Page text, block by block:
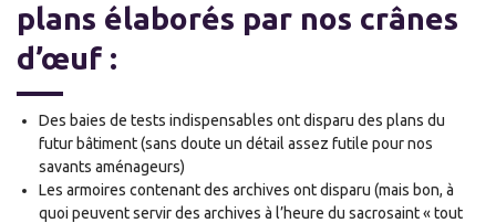
plans élaborés par nos crânes
d’œuf :
Des baies de tests indispensables ont disparu des plans du
futur bâtiment (sans doute un détail assez futile pour nos
savants aménageurs)
Les armoires contenant des archives ont disparu (mais bon, à
quoi peuvent servir des archives à l’heure du sacrosaint « tout